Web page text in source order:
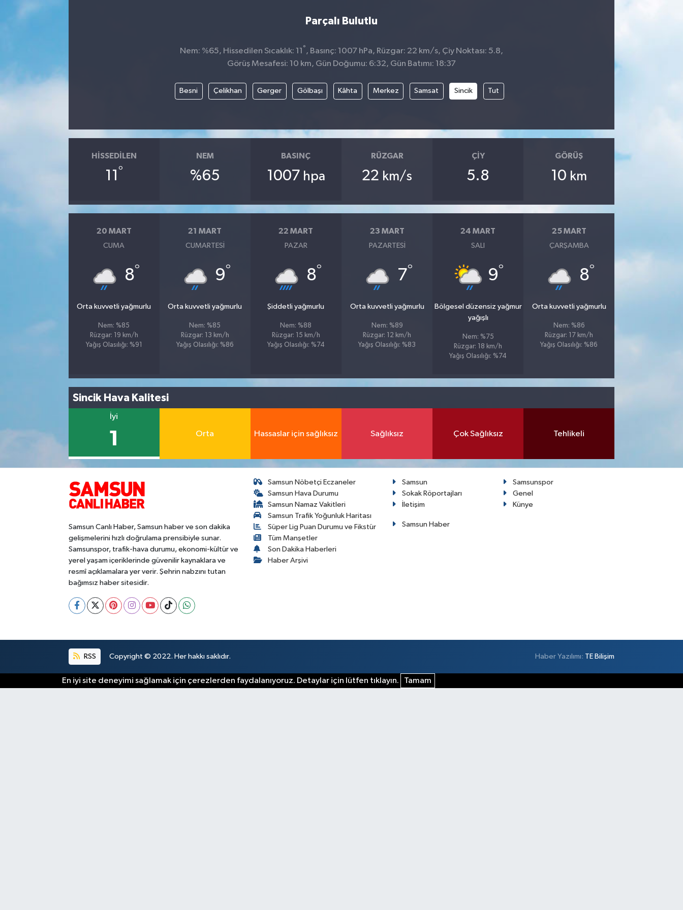
Parçalı Bulutlu
Nem: %65, Hissedilen Sıcaklık: 11 ° , Basınç: 1007 hPa, Rüzgar: 22 km/s, Çiy Noktası: 5.8,
Görüş Mesafesi: 10 km, Gün Doğumu: 6:32, Gün Batımı: 18:37
Besni Çelikhan Gerger Gölbaşı Kâhta Merkez Samsat Sincik Tut
HISSEDILEN
11°
NEM
%65
BASINÇ
1007 hpa
RÜZGAR
22 km/s
ÇIY
5.8
GÖRÜŞ
10 km
20 MART
CUMA
8°
Orta kuvvetli yağmurlu
Nem: %85
Rüzgar: 19 km/h
Yağış Olasılığı: %91
21 MART
CUMARTESI
9°
Orta kuvvetli yağmurlu
Nem: %85
Rüzgar: 13 km/h
Yağış Olasılığı: %86
22 MART
PAZAR
8°
Şiddetli yağmurlu
Nem: %88
Rüzgar: 15 km/h
Yağış Olasılığı: %74
23 MART
PAZARTESI
7°
Orta kuvvetli yağmurlu
Nem: %89
Rüzgar: 12 km/h
Yağış Olasılığı: %83
24 MART
SALI
9°
Bölgesel düzensiz yağmur
yağışlı
Nem: %75
Rüzgar: 18 km/h
Yağış Olasılığı: %74
25 MART
ÇARŞAMBA
8°
Orta kuvvetli yağmurlu
Nem: %86
Rüzgar: 17 km/h
Yağış Olasılığı: %86
Sincik Hava Kalitesi
İyi
1 Orta Hassaslar için sağlıksız Sağlıksız Çok Sağlıksız Tehlikeli
Samsun Canlı Haber, Samsun haber ve son dakika
gelişmelerini hızlı doğrulama prensibiyle sunar.
Samsunspor, trafik-hava durumu, ekonomi-kültür ve
yerel yaşam içeriklerinde güvenilir kaynaklara ve
resmî açıklamalara yer verir. Şehrin nabzını tutan
bağımsız haber sitesidir.
Samsun Nöbetçi Eczaneler
Samsun Hava Durumu
Samsun Namaz Vakitleri
Samsun Trafik Yoğunluk Haritası
Süper Lig Puan Durumu ve Fikstür
Tüm Manşetler
Son Dakika Haberleri
Haber Arşivi
Samsun
Samsunspor
Sokak Röportajları
Genel
İletişim
Künye
Samsun Haber
RSS Copyright © 2022. Her hakkı saklıdır. Haber Yazılımı: TE Bilişim
En iyi site deneyimi sağlamak için çerezlerden faydalanıyoruz. Detaylar için lütfen tıklayın. Tamam